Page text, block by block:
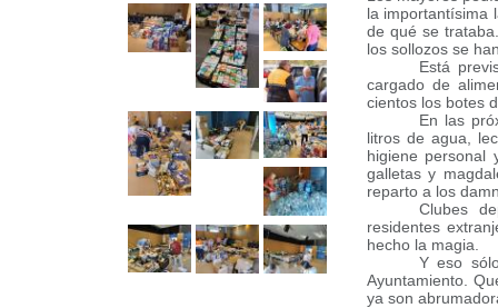
la importantísima
de qué se
los sollozos se
Está
cargado de
cientos los botes
En las
litros de agua,
higiene personal
galletas y
reparto a los
Clubes
residentes
hecho la magia.
Y eso
Ayuntamiento.
ya son